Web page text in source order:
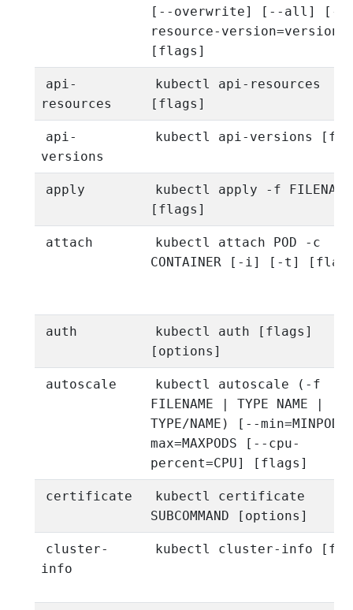
[--overwrite] [--all] [--
resource-version=version]
[flags]
api-
resources
kubectl api-resources
[flags]
api-
versions
kubectl api-versions
apply
kubectl apply -f FILENAME
[flags]
attach
kubectl attach POD -c
CONTAINER [-i] [-t]
auth
kubectl auth [flags]
[options]
autoscale
kubectl autoscale (-f
FILENAME | TYPE NAME |
TYPE/NAME) [--
max=MAXPODS [--cpu-
percent=CPU] [flags]
certificate
kubectl certificate
SUBCOMMAND [options]
cluster-
info
kubectl cluster-info